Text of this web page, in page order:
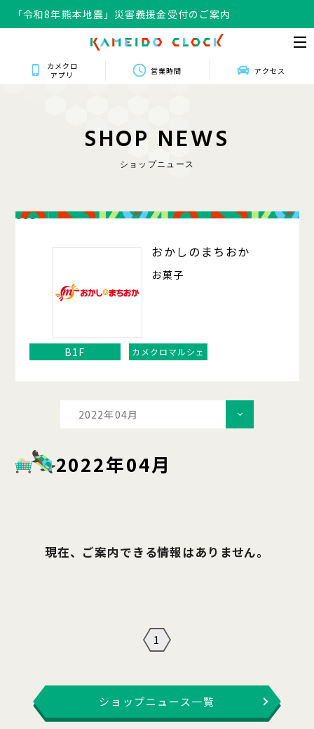
「令和8年熊本地震」災害義援金受付のご案内
カメクロ
アプリ
営業時間 アクセス
SHOP NEWS
ショップニュース
008
おかしのまちおか
お菓子
B1F カメクロマルシェ
2022年04月
2022年04月
現在、ご案内できる情報はありません。
1
ショップニュース一覧